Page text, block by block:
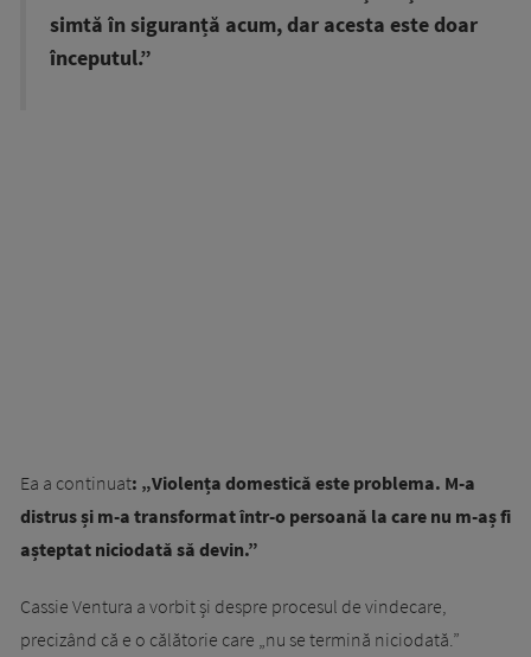
simtă în siguranță acum, dar acesta este doar
începutul.”
Ea a continuat: „Violența domestică este problema. M-a
distrus și m-a transformat într-o persoană la care nu m-aș fi
așteptat niciodată să devin.”
Cassie Ventura a vorbit și despre procesul de vindecare,
precizând că e o călătorie care „nu se termină niciodată.”